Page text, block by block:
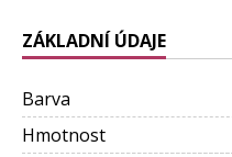
ZÁKLADNÍ ÚDAJE
Barva
Hmotnost